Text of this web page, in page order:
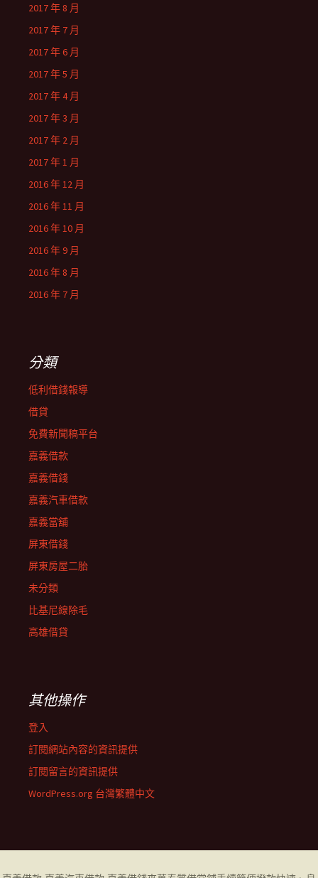
2017 年 8 月
2017 年 7 月
2017 年 6 月
2017 年 5 月
2017 年 4 月
2017 年 3 月
2017 年 2 月
2017 年 1 月
2016 年 12 月
2016 年 11 月
2016 年 10 月
2016 年 9 月
2016 年 8 月
2016 年 7 月
分類
低利借錢報導
借貸
免費新聞稿平台
嘉義借款
嘉義借錢
嘉義汽車借款
嘉義當舖
屏東借錢
屏東房屋二胎
未分類
比基尼線除毛
高雄借貸
其他操作
登入
訂閱網站內容的資訊提供
訂閱留言的資訊提供
WordPress.org 台灣繁體中文